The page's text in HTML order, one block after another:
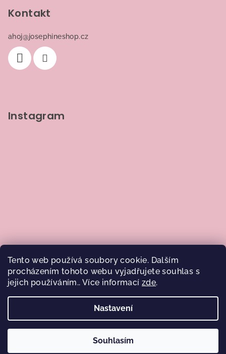
Tento web používá soubory cookie. Dalším
procházením tohoto webu vyjadřujete souhlas s
jejich používáním.. Více informací zde.
Nastavení
Souhlasím
Kontakt
ahoj@josephineshop.cz
Instagram
Sledovat na Instagramu